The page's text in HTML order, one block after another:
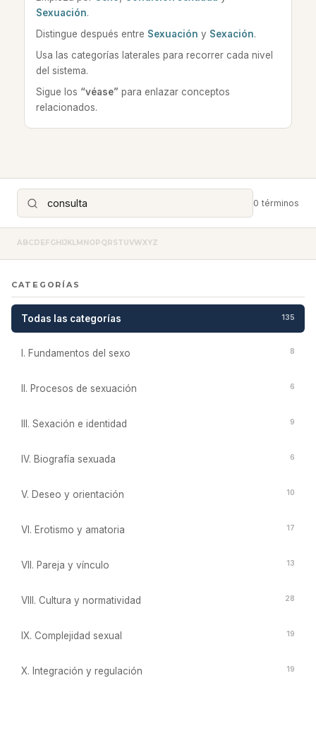
Sexuación.
Distingue después entre Sexuación y Sexación.
Usa las categorías laterales para recorrer cada nivel
del sistema.
Sigue los “véase” para enlazar conceptos
relacionados.
0 términos
ABCDEFGHIJKL MNOPQRSTUVWXYZ
CATEGORÍAS
Todas las categorías 135
I. Fundamentos del sexo 8
II. Procesos de sexuación 6
III. Sexación e identidad 9
IV. Biografía sexuada 6
V. Deseo y orientación 10
VI. Erotismo y amatoria 17
VII. Pareja y vínculo 13
VIII. Cultura y normatividad 28
IX. Complejidad sexual 19
X. Integración y regulación 19